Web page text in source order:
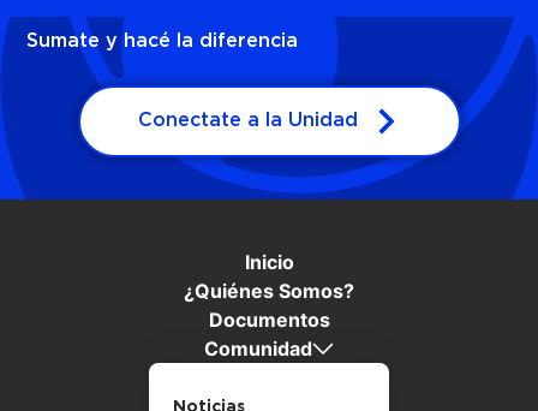
Sumate y hacé la diferencia
Conectate a la Unidad
Inicio
¿Quiénes Somos?
Documentos
Comunidad
Noticias